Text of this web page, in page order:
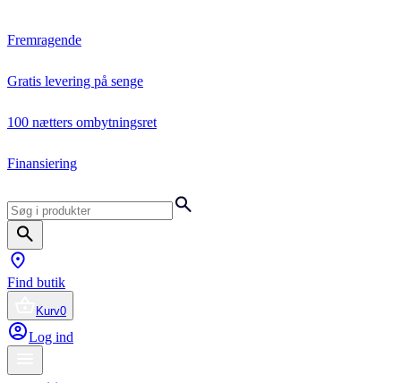
Fremragende
Gratis levering på senge
100 nætters ombytningsret
Finansiering
Find butik
Kurv0
Log ind